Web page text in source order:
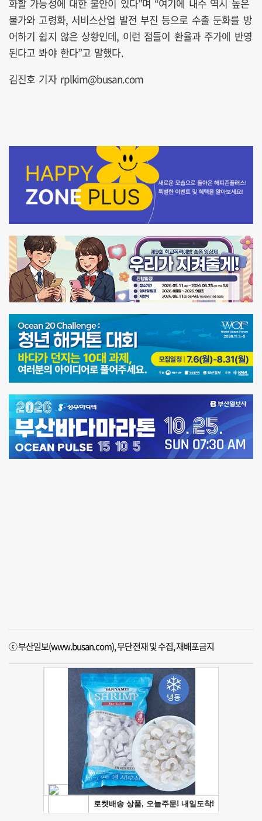
화할 가능성에 대한 불안이 있다”며 “여기에 내수 역시 높은
물가와 고령화, 서비스산업 발전 부진 등으로 수출 둔화를 방
어하기 쉽지 않은 상황인데, 이런 점들이 환율과 주가에 반영
된다고 봐야 한다”고 말했다.
김진호 기자 rplkim@busan.com
ⓒ 부산일보(www.busan.com), 무단전재 및 수집, 재배포금지